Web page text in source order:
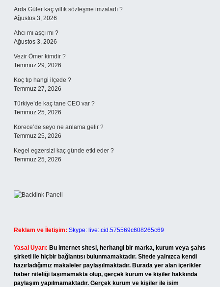
Arda Güler kaç yıllık sözleşme imzaladı ?
Ağustos 3, 2026
Ahcı mı aşçı mı ?
Ağustos 3, 2026
Vezir Ömer kimdir ?
Temmuz 29, 2026
Koç tıp hangi ilçede ?
Temmuz 27, 2026
Türkiye’de kaç tane CEO var ?
Temmuz 25, 2026
Korece’de seyo ne anlama gelir ?
Temmuz 25, 2026
Kegel egzersizi kaç günde etki eder ?
Temmuz 25, 2026
Reklam ve İletişim: Skype: live:.cid.575569c608265c69
Yasal Uyarı: Bu internet sitesi, herhangi bir marka, kurum veya şahıs
şirketi ile hiçbir bağlantısı bulunmamaktadır. Sitede yalnızca kendi
hazırladığımız makaleler paylaşılmaktadır. Burada yer alan içerikler
haber niteliği taşımamakta olup, gerçek kurum ve kişiler hakkında
paylaşım yapılmamaktadır. Gerçek kurum ve kişiler ile isim